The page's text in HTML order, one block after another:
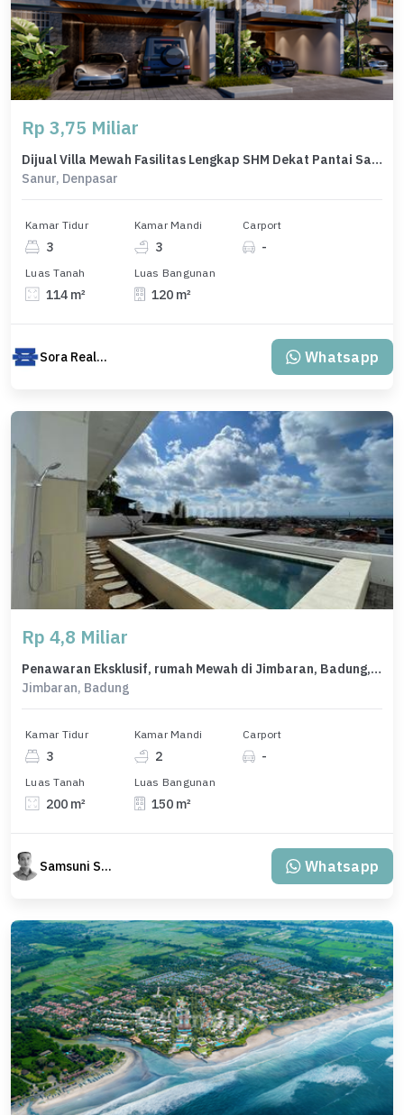
Rp 3,75 Miliar
Dijual Villa Mewah Fasilitas Lengkap SHM Dekat Pantai Sanur Bali
Sanur, Denpasar
Kamar Tidur
3
Kamar Mandi
3
Carport
-
Luas Tanah
114 m²
Luas Bangunan
120 m²
Sora Realty Bali Whatsapp
Rp 4,8 Miliar
Penawaran Eksklusif, rumah Mewah di Jimbaran, Badung, LB 150m²
Jimbaran, Badung
Kamar Tidur
3
Kamar Mandi
2
Carport
-
Luas Tanah
200 m²
Luas Bangunan
150 m²
Samsuni Samsuni Whatsapp